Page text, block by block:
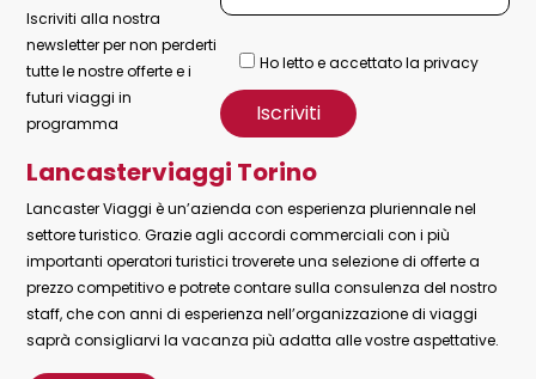
Lancasterviaggi Torino
Lancaster Viaggi è un’azienda con esperienza pluriennale nel
settore turistico. Grazie agli accordi commerciali con i più
importanti operatori turistici troverete una selezione di offerte a
prezzo competitivo e potrete contare sulla consulenza del nostro
staff, che con anni di esperienza nell’organizzazione di viaggi
saprà consigliarvi la vacanza più adatta alle vostre aspettative.
Iscriviti alla nostra
newsletter per non perderti
tutte le nostre offerte e i
futuri viaggi in
programma
Ho letto e accettato la privacy